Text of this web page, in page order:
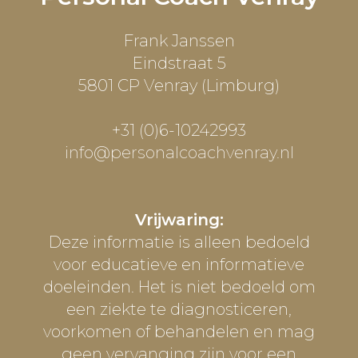
Frank Janssen
Eindstraat 5
5801 CP Venray (Limburg)
+31 (0)6-10242993
info@personalcoachvenray.nl
Vrijwaring:
Deze informatie is alleen bedoeld
voor educatieve en informatieve
doeleinden. Het is niet bedoeld om
een ziekte te diagnosticeren,
voorkomen of behandelen en mag